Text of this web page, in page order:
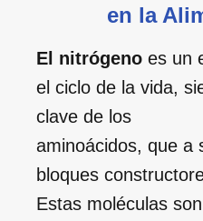
en la
El nitrógeno es un
el ciclo de la vida,
clave de los
aminoácidos, que a
bloques
Estas moléculas